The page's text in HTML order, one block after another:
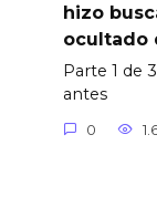
hizo
ocultado
Parte 1 de
antes
0